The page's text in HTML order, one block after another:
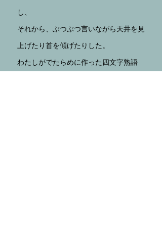
し、
それから、ぶつぶつ言いながら天井を見
上げたり首を傾げたりした。
わたしがでたらめに作った四文字熟語